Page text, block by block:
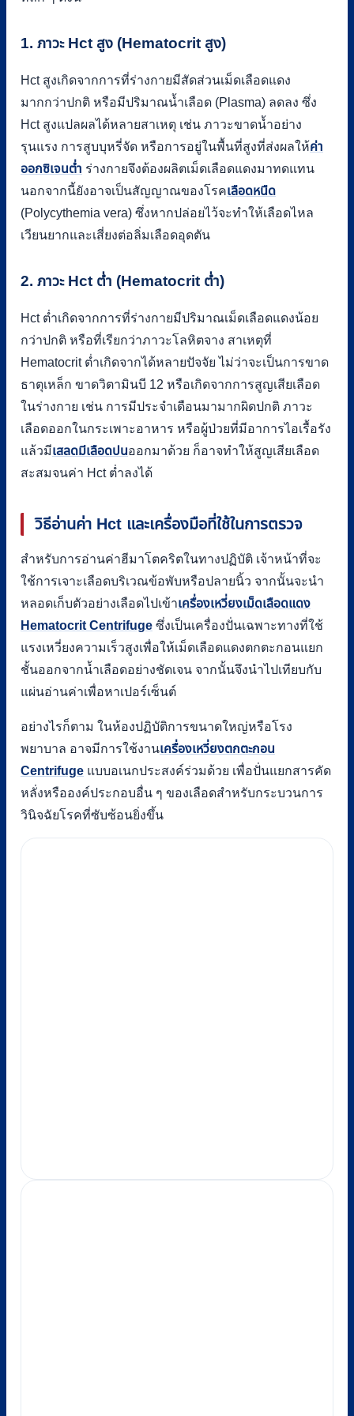
1. ภาวะ Hct สูง (Hematocrit สูง)
Hct สูงเกิดจากการที่ร่างกายมีสัดส่วนเม็ดเลือดแดง
มากกว่าปกติ หรือมีปริมาณน้ำเลือด (Plasma) ลดลง ซึ่ง
Hct สูงแปลผลได้หลายสาเหตุ เช่น ภาวะขาดน้ำอย่าง
รุนแรง การสูบบุหรี่จัด หรือการอยู่ในพื้นที่สูงที่ส่งผลให้ค่า
ออกซิเจนต่ำ ร่างกายจึงต้องผลิตเม็ดเลือดแดงมาทดแทน
นอกจากนี้ยังอาจเป็นสัญญาณของโรคเลือดหนืด
(Polycythemia vera) ซึ่งหากปล่อยไว้จะทำให้เลือดไหล
เวียนยากและเสี่ยงต่อลิ่มเลือดอุดตัน
2. ภาวะ Hct ต่ำ (Hematocrit ต่ำ)
Hct ต่ำเกิดจากการที่ร่างกายมีปริมาณเม็ดเลือดแดงน้อย
กว่าปกติ หรือที่เรียกว่าภาวะโลหิตจาง สาเหตุที่
Hematocrit ต่ำเกิดจากได้หลายปัจจัย ไม่ว่าจะเป็นการขาด
ธาตุเหล็ก ขาดวิตามินบี 12 หรือเกิดจากการสูญเสียเลือด
ในร่างกาย เช่น การมีประจำเดือนมามากผิดปกติ ภาวะ
เลือดออกในกระเพาะอาหาร หรือผู้ป่วยที่มีอาการไอเรื้อรัง
แล้วมีเสลดมีเลือดปนออกมาด้วย ก็อาจทำให้สูญเสียเลือด
สะสมจนค่า Hct ต่ำลงได้
วิธีอ่านค่า Hct และเครื่องมือที่ใช้ในการตรวจ
สำหรับการอ่านค่าฮีมาโตคริตในทางปฏิบัติ เจ้าหน้าที่จะ
ใช้การเจาะเลือดบริเวณข้อพับหรือปลายนิ้ว จากนั้นจะนำ
หลอดเก็บตัวอย่างเลือดไปเข้าเครื่องเหวี่ยงเม็ดเลือดแดง
Hematocrit Centrifuge ซึ่งเป็นเครื่องปั่นเฉพาะทางที่ใช้
แรงเหวี่ยงความเร็วสูงเพื่อให้เม็ดเลือดแดงตกตะกอนแยก
ชั้นออกจากน้ำเลือดอย่างชัดเจน จากนั้นจึงนำไปเทียบกับ
แผ่นอ่านค่าเพื่อหาเปอร์เซ็นต์
อย่างไรก็ตาม ในห้องปฏิบัติการขนาดใหญ่หรือโรง
พยาบาล อาจมีการใช้งานเครื่องเหวี่ยงตกตะกอน
Centrifuge แบบอเนกประสงค์ร่วมด้วย เพื่อปั่นแยกสารคัด
หลั่งหรือองค์ประกอบอื่น ๆ ของเลือดสำหรับกระบวนการ
วินิจฉัยโรคที่ซับซ้อนยิ่งขึ้น